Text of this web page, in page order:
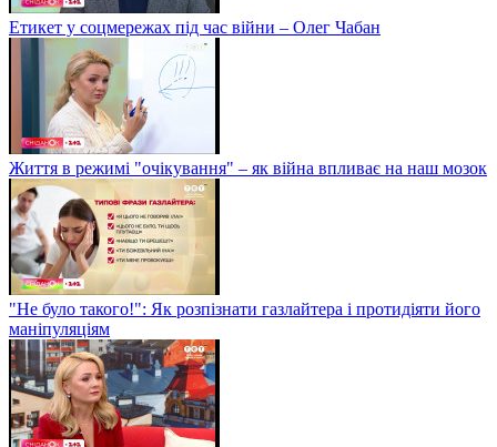
Етикет у соцмережах під час війни – Олег Чабан
Життя в режимі "очікування" – як війна впливає на наш мозок
"Не було такого!": Як розпізнати газлайтера і протидіяти його
маніпуляціям